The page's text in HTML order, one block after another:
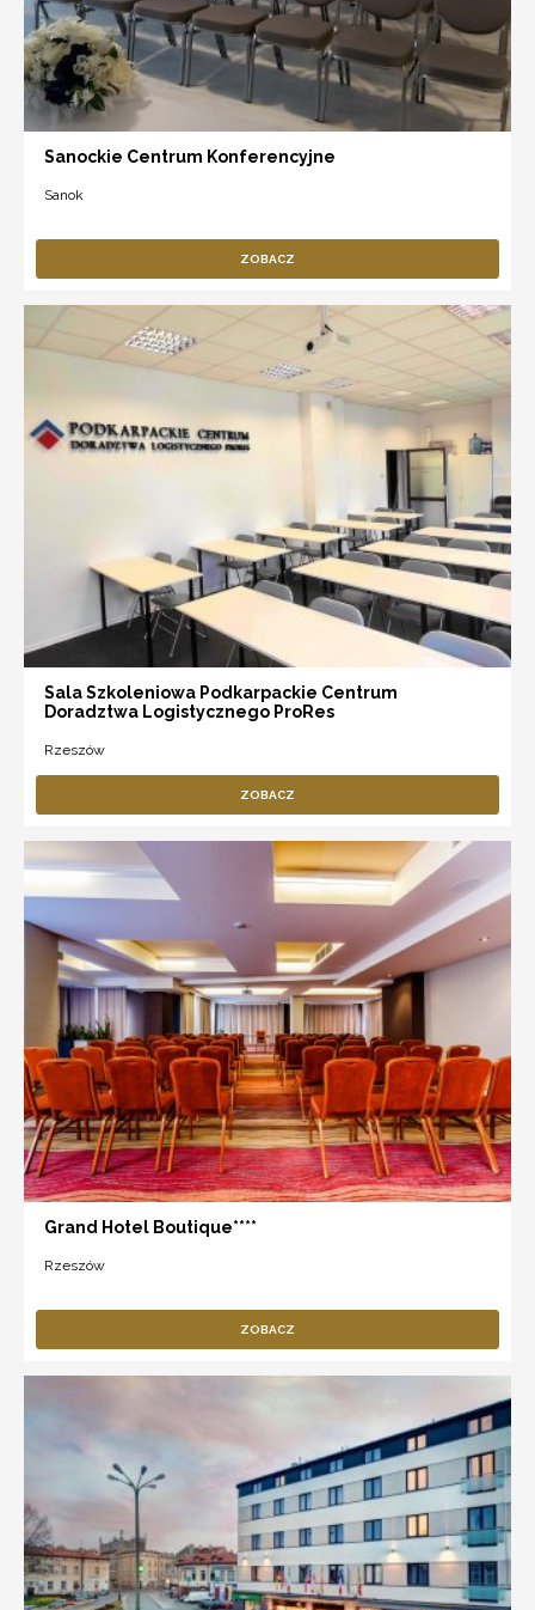
Sanockie Centrum Konferencyjne
Sanok
ZOBACZ
Sala Szkoleniowa Podkarpackie Centrum
Doradztwa Logistycznego ProRes
Rzeszów
ZOBACZ
Grand Hotel Boutique****
Rzeszów
ZOBACZ